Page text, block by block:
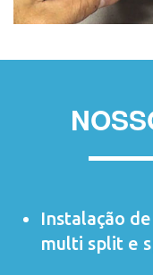
Instalação
multi split e